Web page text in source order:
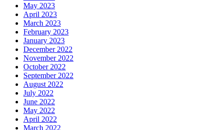
May 2023
April 2023
March 2023
February 2023
January 2023
December 2022
November 2022
October 2022
September 2022
August 2022
July 2022
June 2022
May 2022
April 2022
March 2022